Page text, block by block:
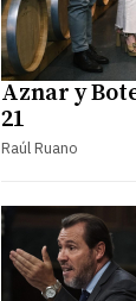
Aznar y
21
Raúl Ruano